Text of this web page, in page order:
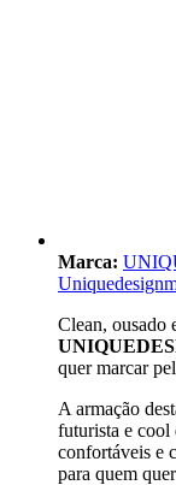
Marca:
Clean, ousado
quer marcar
A armação
futurista e cool
confortáveis e
para quem